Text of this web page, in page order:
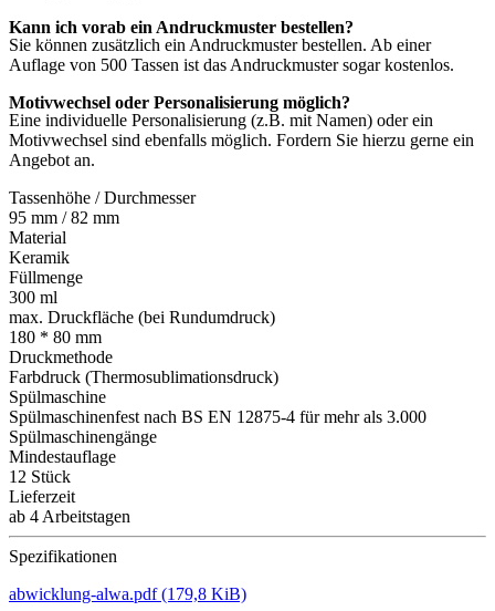
Kann ich vorab ein Andruckmuster bestellen?
Sie können zusätzlich ein Andruckmuster bestellen. Ab einer
Auflage von 500 Tassen ist das Andruckmuster sogar kostenlos.
Motivwechsel oder Personalisierung möglich?
Eine individuelle Personalisierung (z.B. mit Namen) oder ein
Motivwechsel sind ebenfalls möglich. Fordern Sie hierzu gerne ein
Angebot an.
Tassenhöhe / Durchmesser
95 mm / 82 mm
Material
Keramik
Füllmenge
300 ml
max. Druckfläche (bei Rundumdruck)
180 * 80 mm
Druckmethode
Farbdruck (Thermosublimationsdruck)
Spülmaschine
Spülmaschinenfest nach BS EN 12875-4 für mehr als 3.000
Spülmaschinengänge
Mindestauflage
12 Stück
Lieferzeit
ab 4 Arbeitstagen
Spezifikationen
abwicklung-alwa.pdf(179,8 KiB)